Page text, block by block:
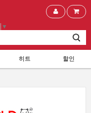
▼
히트 할인